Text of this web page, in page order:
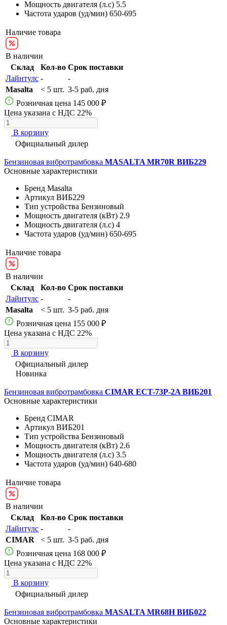
Мощность двигателя (л.с) 5.5
Частота ударов (уд/мин) 650-695
Наличие товара
В наличии
Склад
Кол-во Срок поставки
Лайнтулс -
-
Masalta
< 5 шт. 3-5 раб. дня
Розничная цена 145 000 ₽
Цена указана с НДС 22%
В корзину
Официальный дилер
Бензиновая вибротрамбовка MASALTA MR70R ВИБ229
Основные характеристики
Бренд Masalta
Артикул ВИБ229
Тип устройства Бензиновый
Мощность двигателя (кВт) 2.9
Мощность двигателя (л.с) 4
Частота ударов (уд/мин) 650-695
Наличие товара
В наличии
Склад
Кол-во Срок поставки
Лайнтулс -
-
Masalta
< 5 шт. 3-5 раб. дня
Розничная цена 155 000 ₽
Цена указана с НДС 22%
В корзину
Официальный дилер
Новинка
Бензиновая вибротрамбовка CIMAR ECT-73P-2A ВИБ201
Основные характеристики
Бренд CIMAR
Артикул ВИБ201
Тип устройства Бензиновый
Мощность двигателя (кВт) 2.6
Мощность двигателя (л.с) 3.5
Частота ударов (уд/мин) 640-680
Наличие товара
В наличии
Склад
Кол-во Срок поставки
Лайнтулс -
-
CIMAR
< 5 шт. 3-5 раб. дня
Розничная цена 168 000 ₽
Цена указана с НДС 22%
В корзину
Официальный дилер
Бензиновая вибротрамбовка MASALTA MR68H ВИБ022
Основные характеристики